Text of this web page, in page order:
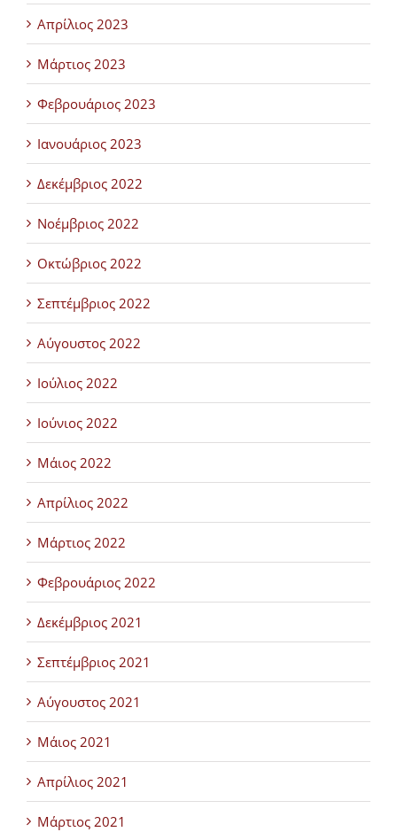
Απρίλιος 2023
Μάρτιος 2023
Φεβρουάριος 2023
Ιανουάριος 2023
Δεκέμβριος 2022
Νοέμβριος 2022
Οκτώβριος 2022
Σεπτέμβριος 2022
Αύγουστος 2022
Ιούλιος 2022
Ιούνιος 2022
Μάιος 2022
Απρίλιος 2022
Μάρτιος 2022
Φεβρουάριος 2022
Δεκέμβριος 2021
Σεπτέμβριος 2021
Αύγουστος 2021
Μάιος 2021
Απρίλιος 2021
Μάρτιος 2021